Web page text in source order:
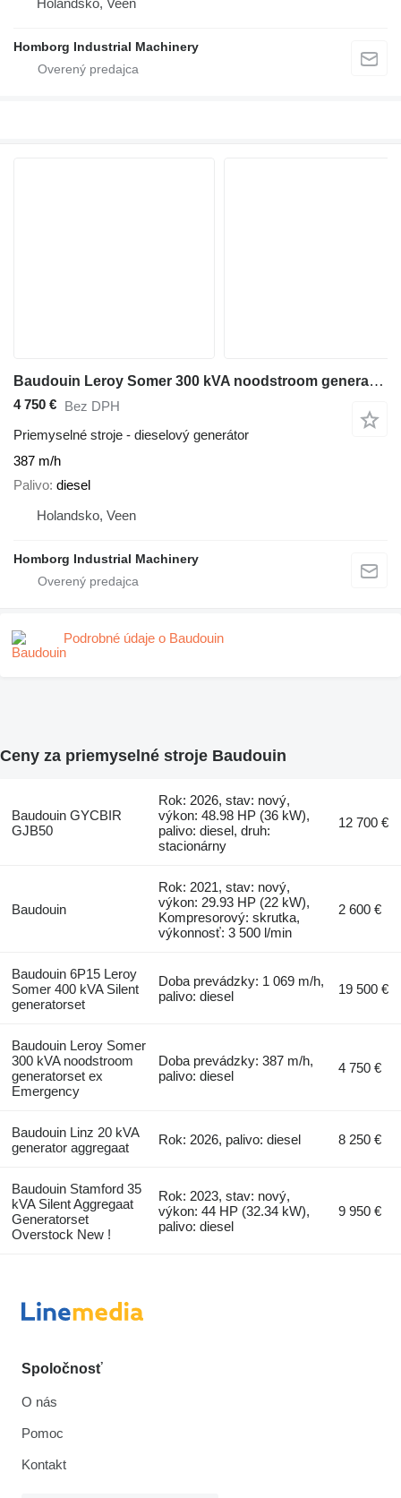
Holandsko, Veen
Homborg Industrial Machinery
Baudouin Leroy Somer 300 kVA noodstroom generatorset ex Emergency
4 750 € Bez DPH
Priemyselné stroje - dieselový generátor
387 m/h
Palivo diesel
Holandsko, Veen
Homborg Industrial Machinery
Podrobné údaje o Baudouin
Ceny za priemyselné stroje Baudouin
Baudouin GYCBIR
GJB50
Rok: 2026, stav: nový,
výkon: 48.98 HP (36 kW),
palivo: diesel, druh:
stacionárny
12 700 €
Baudouin
Rok: 2021, stav: nový,
výkon: 29.93 HP (22 kW),
Kompresorový: skrutka,
výkonnosť: 3 500 l/min
2 600 €
Baudouin 6P15 Leroy
Somer 400 kVA Silent
generatorset
Doba prevádzky: 1 069 m/h,
palivo: diesel
19 500 €
Baudouin Leroy Somer
300 kVA noodstroom
generatorset ex
Emergency
Doba prevádzky: 387 m/h,
palivo: diesel
4 750 €
Baudouin Linz 20 kVA
generator aggregaat
Rok: 2026, palivo: diesel 8 250 €
Baudouin Stamford 35
kVA Silent Aggregaat
Generatorset
Overstock New !
Rok: 2023, stav: nový,
výkon: 44 HP (32.34 kW),
palivo: diesel
9 950 €
Spoločnosť
O nás
Pomoc
Kontakt